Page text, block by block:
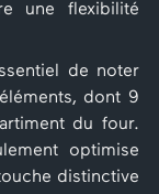
une flexibilité
de noter
dont 9
du four.
optimise
distinctive